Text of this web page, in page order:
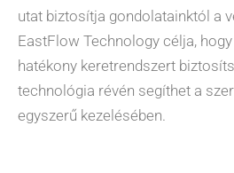
utat biztosítja gondolatainktól a
EastFlow Technology célja,
hatékony keretrendszert
technológia révén segíthet a
egyszerű kezelésében.